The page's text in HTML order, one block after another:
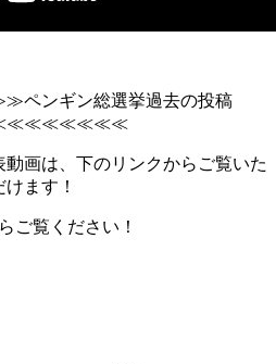
ギン総選挙過去の投稿
画は、下のリンクからご覧いた
けます！
ご覧ください！